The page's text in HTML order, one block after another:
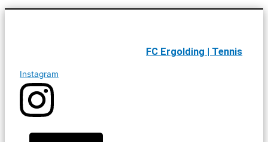
FC Ergolding | Tennis
Instagram